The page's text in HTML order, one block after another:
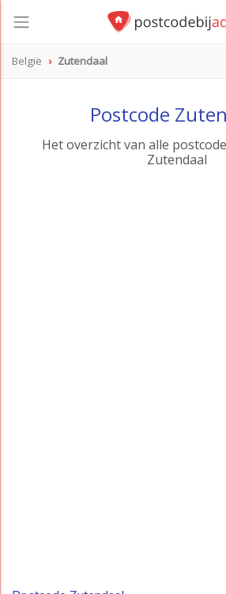
België Zutendaal
Postcode
Het overzicht van alle
Zutendaal